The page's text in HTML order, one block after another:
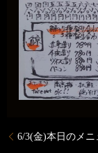
6/3(金)本日のメニ